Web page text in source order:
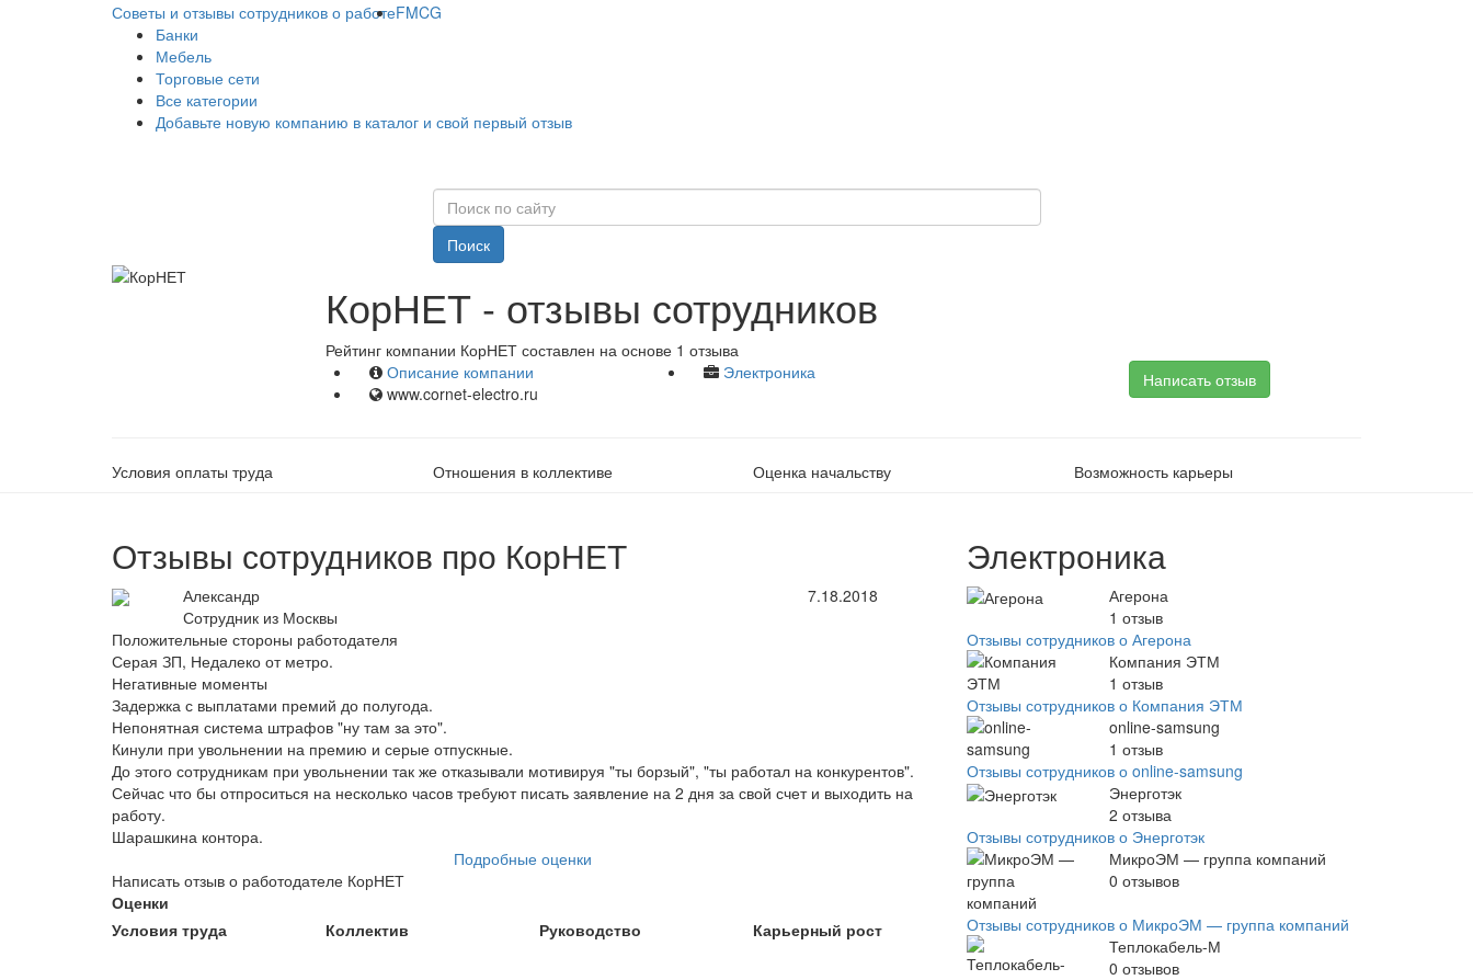
Советы и отзывы сотрудников о работеFMCG
Банки
Мебель
Торговые сети
Все категории
Добавьте новую компанию в каталог и свой первый отзыв
Поиск
КорНЕТ - отзывы сотрудников
Рейтинг компании КорНЕТ составлен на основе 1 отзыва
Описание компании
Электроника
www.cornet-electro.ru
Написать отзыв
Условия оплаты труда Отношения в коллективе Оценка начальству Возможность карьеры
Отзывы сотрудников про КорНЕТ
Александр
Сотрудник из Москвы
7.18.2018
Положительные стороны работодателя
Серая ЗП, Недалеко от метро.
Негативные моменты
Задержка с выплатами премий до полугода.
Непонятная система штрафов "ну там за это".
Кинули при увольнении на премию и серые отпускные.
До этого сотрудникам при увольнении так же отказывали мотивируя "ты борзый", "ты работал на конкурентов".
Сейчас что бы отпроситься на несколько часов требуют писать заявление на 2 дня за свой счет и выходить на
работу.
Шарашкина контора.
Подробные оценки
Написать отзыв о работодателе КорНЕТ
Оценки
Условия труда
Коллектив Руководство Карьерный рост
Электроника
Агерона
1 отзыв
Отзывы сотрудников о Агерона
Компания ЭТМ
1 отзыв
Отзывы сотрудников о Компания ЭТМ
online-samsung
1 отзыв
Отзывы сотрудников о online-samsung
Энерготэк
2 отзыва
Отзывы сотрудников о Энерготэк
МикроЭМ — группа компаний
0 отзывов
Отзывы сотрудников о МикроЭМ — группа компаний
Теплокабель-М
0 отзывов